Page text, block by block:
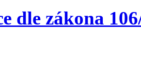
dle zákona